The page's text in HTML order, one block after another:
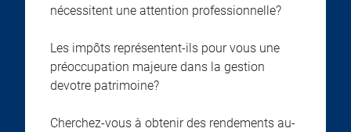
nécessitent une attention professionnelle?
Les impôts représentent-ils pour vous une
préoccupation majeure dans la gestion
devotre patrimoine?
Cherchez-vous à obtenir des rendements au-